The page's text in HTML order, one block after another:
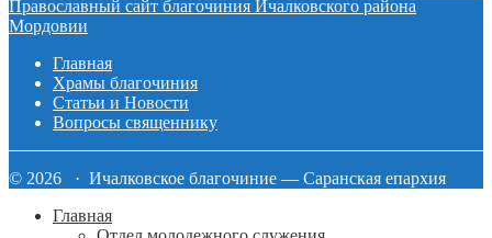
сайта
Православный сайт благочиния Ичалковского района
Мордовии
Главная
Храмы благочиния
Статьи и Новости
Вопросы священнику
© 2026 · Ичалковское благочиние — Саранская епархия
Главная